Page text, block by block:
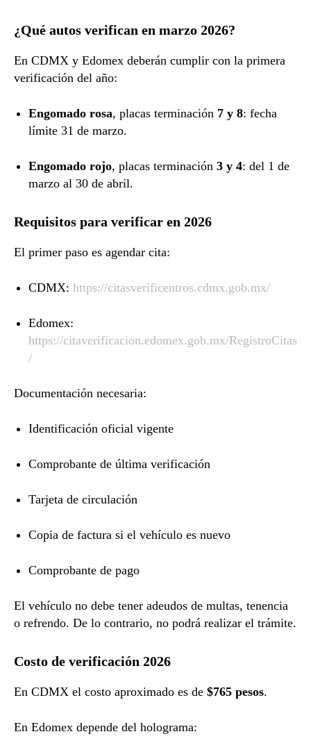
¿Qué autos verifican en marzo 2026?
En CDMX y Edomex deberán cumplir con la primera
verificación del año:
Engomado rosa, placas terminación 7 y 8: fecha
límite 31 de marzo.
Engomado rojo, placas terminación 3 y 4: del 1 de
marzo al 30 de abril.
Requisitos para verificar en 2026
El primer paso es agendar cita:
CDMX: https://citasverificentros.cdmx.gob.mx/
Edomex:
https://citaverificacion.edomex.gob.mx/RegistroCitas
/
Documentación necesaria:
Identificación oficial vigente
Comprobante de última verificación
Tarjeta de circulación
Copia de factura si el vehículo es nuevo
Comprobante de pago
El vehículo no debe tener adeudos de multas, tenencia
o refrendo. De lo contrario, no podrá realizar el trámite.
Costo de verificación 2026
En CDMX el costo aproximado es de $765 pesos.
En Edomex depende del holograma: